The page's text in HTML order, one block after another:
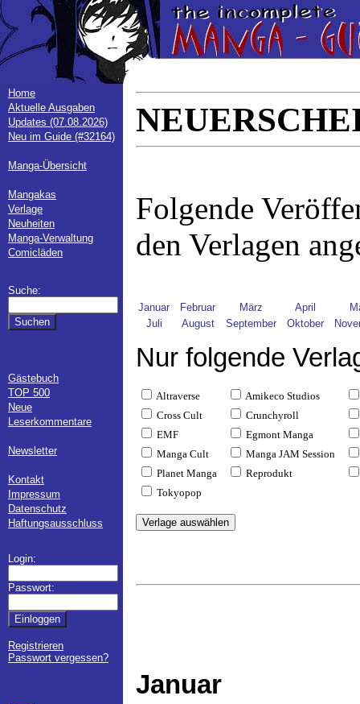
Home
Aktuelle Ausgaben
Updates (07.08.2026)
Neu im Guide (#32164)
Manga-Übersicht
Mangakas
Verlage
Neuheiten
Manga-Verwaltung
Comicläden
Suche:
Gästebuch
TOP 500
Neue
Leserkommentare
Newsletter
Kontakt
Impressum
Datenschutz
Haftungsausschluss
Login:
Passwort:
Registrieren
Passwort vergessen?
Folgende
den Verlagen
Januar Februar März April
Juli
August September Oktober
Nur folgende
Altraverse
Amikeco Studios
Cross Cult
Crunchyroll
EMF
Egmont Manga
Manga Cult
Manga JAM Session
Planet Manga
Reprodukt
Tokyopop
Januar